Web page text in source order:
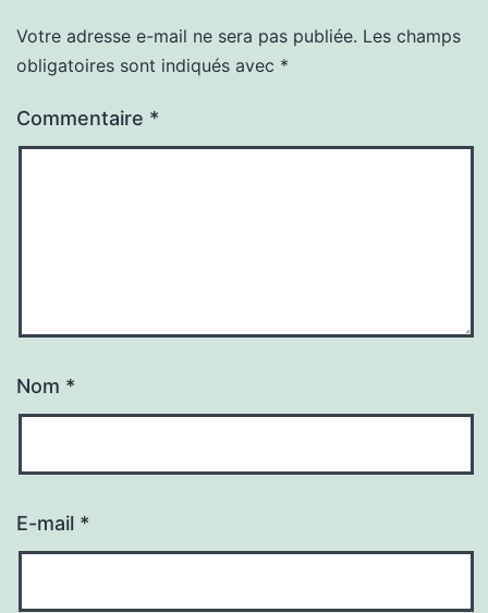
Votre adresse e-mail ne sera pas publiée. Les champs
obligatoires sont indiqués avec *
Commentaire *
Nom *
E-mail *